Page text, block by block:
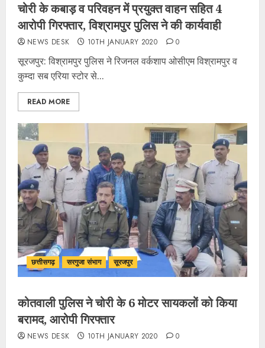
चोरी के कबाड़ व परिवहन में प्रयुक्त वाहन सहित 4
आरोपी गिरफ्तार, विश्रामपुर पुलिस ने की कार्यवाही
NEWS DESK 10TH JANUARY 2020 0
सूरजपुर: विश्रामपुर पुलिस ने रिजनल वर्कशाप ओसीएम विश्रामपुर व
कुम्दा सब एरिया स्टोर से...
READ MORE
छत्तीसगढ़ सरगुजा संभाग सूरजपुर
कोतवाली पुलिस ने चोरी के 6 मोटर सायकलों को किया
बरामद, आरोपी गिरफ्तार
NEWS DESK 10TH JANUARY 2020 0